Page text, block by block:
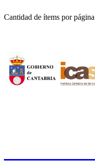
Cantidad de ítems por página